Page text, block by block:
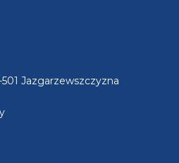
501 Jazgarzewszczyzna